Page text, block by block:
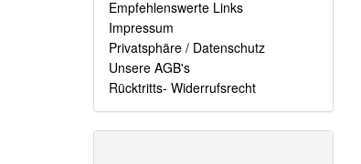
Empfehlenswerte Links
Impressum
Privatsphäre / Datenschutz
Unsere AGB's
Rücktritts- Widerrufsrecht